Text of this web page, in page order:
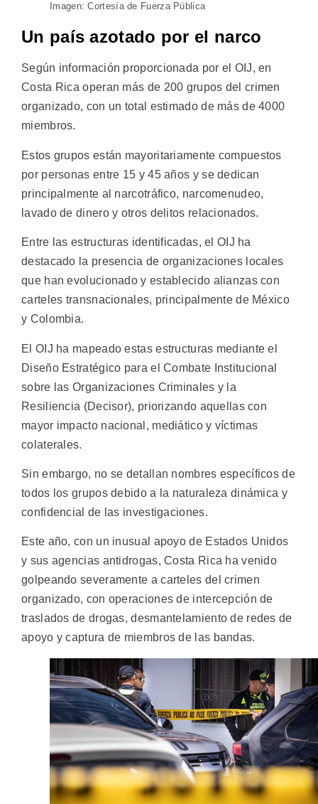
Imagen: Cortesía de Fuerza Pública
Un país azotado por el narco
Según información proporcionada por el OIJ, en
Costa Rica operan más de 200 grupos del crimen
organizado, con un total estimado de más de 4000
miembros.
Estos grupos están mayoritariamente compuestos
por personas entre 15 y 45 años y se dedican
principalmente al narcotráfico, narcomenudeo,
lavado de dinero y otros delitos relacionados.
Entre las estructuras identificadas, el OIJ ha
destacado la presencia de organizaciones locales
que han evolucionado y establecido alianzas con
carteles transnacionales, principalmente de México
y Colombia.
El OIJ ha mapeado estas estructuras mediante el
Diseño Estratégico para el Combate Institucional
sobre las Organizaciones Criminales y la
Resiliencia (Decisor), priorizando aquellas con
mayor impacto nacional, mediático y víctimas
colaterales.
Sin embargo, no se detallan nombres específicos de
todos los grupos debido a la naturaleza dinámica y
confidencial de las investigaciones.
Este año, con un inusual apoyo de Estados Unidos
y sus agencias antidrogas, Costa Rica ha venido
golpeando severamente a carteles del crimen
organizado, con operaciones de intercepción de
traslados de drogas, desmantelamiento de redes de
apoyo y captura de miembros de las bandas.